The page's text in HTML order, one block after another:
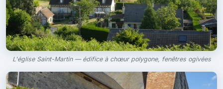
L'église Saint-Martin — édifice à chœur polygone, fenêtres ogivées